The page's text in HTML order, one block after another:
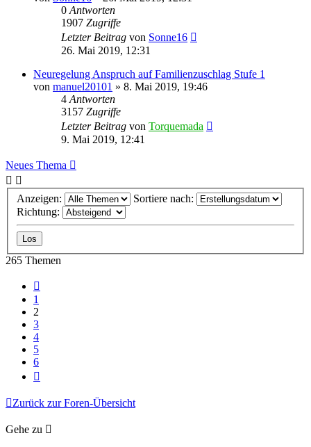
0 Antworten
1907 Zugriffe
Letzter Beitrag von Sonne16
26. Mai 2019, 12:31
Neuregelung Anspruch auf Familienzuschlag Stufe 1
von manuel20101 » 8. Mai 2019, 19:46
4 Antworten
3157 Zugriffe
Letzter Beitrag von Torquemada
9. Mai 2019, 12:41
Neues Thema
Anzeigen:
Sortiere nach:
Richtung:
265 Themen
1
2
3
4
5
6
Zurück zur Foren-Übersicht
Gehe zu